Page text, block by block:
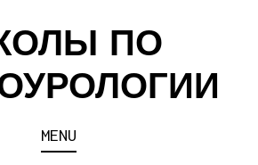
ПО
MENU